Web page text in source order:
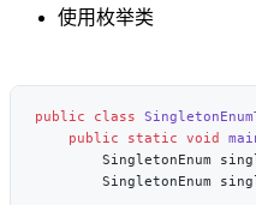
使用枚举类
public class
    public
static void
SingletonEnum
SingletonEnum